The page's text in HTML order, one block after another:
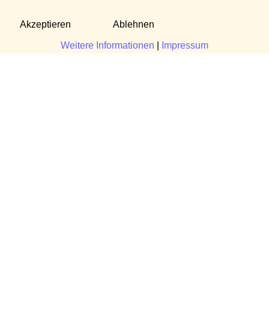
Akzeptieren Ablehnen
Weitere Informationen Impressum